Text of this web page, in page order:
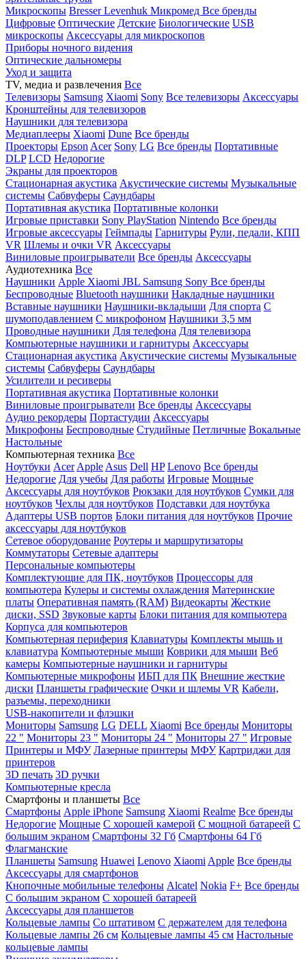
Микроскопы BresserLevenhuk Микромед Все бренды
Цифровые Оптические Детские Биологические USB
микроскопы Аксессуары для микроскопов
Приборы ночного видения
Оптические дальномеры
Уход и защита
TV, медиа и развлечения Все
Телевизоры Samsung Xiaomi Sony Все телевизоры Аксессуары
Кронштейны для телевизоров
Наушники для телевизора
Медиаплееры Xiaomi Dune Все бренды
Проекторы Epson Acer Sony LG Все бренды Портативные
DLP LCD Недорогие
Экраны для проекторов
Стационарная акустика Акустические системы Музыкальные
системы Сабвуферы Саундбары
Портативная акустика Портативные колонки
Игровые приставки Sony PlayStation Nintendo Все бренды
Игровые аксессуары Геймпады Гарнитуры Рули, педали, КПП
VR Шлемы и очки VR Аксессуары
Виниловые проигрыватели Все бренды Аксессуары
Аудиотехника Все
Наушники Apple Xiaomi JBL Samsung Sony Все бренды
Беспроводные Bluetooth наушники Накладные наушники
Вставные наушники Наушники-вкладыши Для спорта С
шумоподавлением С микрофоном Наушники 3,5 мм
Проводные наушники Для телефона Для телевизора
Компьютерные наушники и гарнитуры Аксессуары
Стационарная акустика Акустические системы Музыкальные
системы Сабвуферы Саундбары
Усилители и ресиверы
Портативная акустика Портативные колонки
Виниловые проигрыватели Все бренды Аксессуары
Аудио рекордеры Портастудии Аксессуары
Микрофоны Беспроводные Студийные Петличные Вокальные
Настольные
Компьютерная техника Все
Ноутбуки Acer Apple Asus Dell HP Lenovo Все бренды
Недорогие Для учебы Для работы Игровые Мощные
Аксессуары для ноутбуков Рюкзаки для ноутбуков Сумки для
ноутбуков Чехлы для ноутбуков Подставки для ноутбука
Адаптеры USB портов Блоки питания для ноутбуков Прочие
аксессуары для ноутбуков
Сетевое оборудование Роутеры и маршрутизаторы
Коммутаторы Сетевые адаптеры
Персональные компьютеры
Комплектующие для ПК, ноутбуков Процессоры для
компьютера Кулеры и системы охлаждения Материнские
платы Оперативная память (RAM) Видеокарты Жесткие
диски, SSD Звуковые карты Блоки питания для компьютера
Корпуса для компьютеров
Компьютерная периферия Клавиатуры Комплекты мышь и
клавиатура Компьютерные мыши Коврики для мыши Веб
камеры Компьютерные наушники и гарнитуры
Компьютерные микрофоны ИБП для ПК Внешние жесткие
диски Планшеты графические Очки и шлемы VR Кабели,
разъемы, переходники
USB-накопители и флэшки
Мониторы Samsung LG DELL Xiaomi Все бренды Мониторы
22 " Мониторы 23 " Мониторы 24 " Мониторы 27 " Игровые
Принтеры и МФУ Лазерные принтеры МФУ Картриджи для
принтеров
3D печать 3D ручки
Компьютерные кресла
Смартфоны и планшеты Все
Смартфоны Apple iPhone Samsung Xiaomi Realme Все бренды
Недорогие Мощные С хорошей камерой С мощной батареей С
большим экраном Смартфоны 32 Гб Смартфоны 64 Гб
Флагманские
Планшеты Samsung Huawei Lenovo Xiaomi Apple Все бренды
Аксессуары для смартфонов
Кнопочные мобильные телефоны Alcatel Nokia F+ Все бренды
С большим экраном С хорошей батареей
Аксессуары для планшетов
Кольцевые лампы Со штативом C держателем для телефона
Кольцевые лампы 26 см Кольцевые лампы 45 см Настольные
кольцевые лампы